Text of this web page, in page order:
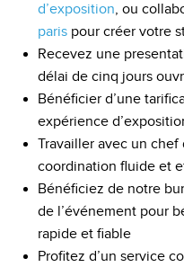
d’exposition, ou
paris pour créer votre
Recevez une
délai de cinq jours
Bénéficier d’une
expérience
Travailler avec un
coordination fluide et
Bénéficiez de notre
de l’événement pour
rapide et fiable
Profitez d’un service